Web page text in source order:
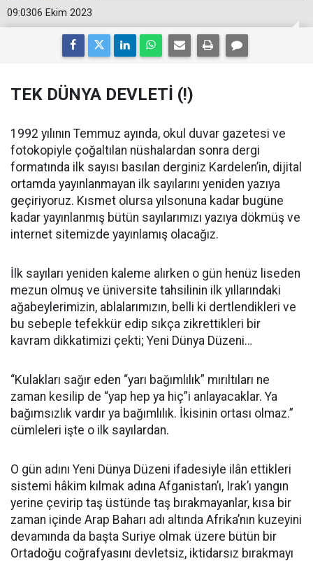
09:0306 Ekim 2023
TEK DÜNYA DEVLETİ (!)
1992 yılının Temmuz ayında, okul duvar gazetesi ve
fotokopiyle çoğaltılan nüshalardan sonra dergi
formatında ilk sayısı basılan derginiz Kardelen’in, dijital
ortamda yayınlanmayan ilk sayılarını yeniden yazıya
geçiriyoruz. Kısmet olursa yılsonuna kadar bugüne
kadar yayınlanmış bütün sayılarımızı yazıya dökmüş ve
internet sitemizde yayınlamış olacağız.
İlk sayıları yeniden kaleme alırken o gün henüz liseden
mezun olmuş ve üniversite tahsilinin ilk yıllarındaki
ağabeylerimizin, ablalarımızın, belli ki dertlendikleri ve
bu sebeple tefekkür edip sıkça zikrettikleri bir
kavram dikkatimizi çekti; Yeni Dünya Düzeni…
“Kulakları sağır eden “yarı bağımlılık” mırıltıları ne
zaman kesilip de “yap hep ya hiç”i anlayacaklar. Ya
bağımsızlık vardır ya bağımlılık. İkisinin ortası olmaz.”
cümleleri işte o ilk sayılardan.
O gün adını Yeni Dünya Düzeni ifadesiyle ilân ettikleri
sistemi hâkim kılmak adına Afganistan’ı, Irak’ı yangın
yerine çevirip taş üstünde taş bırakmayanlar, kısa bir
zaman içinde Arap Baharı adı altında Afrika’nın kuzeyini
devamında da başta Suriye olmak üzere bütün bir
Ortadoğu coğrafyasını devletsiz, iktidarsız bırakmayı